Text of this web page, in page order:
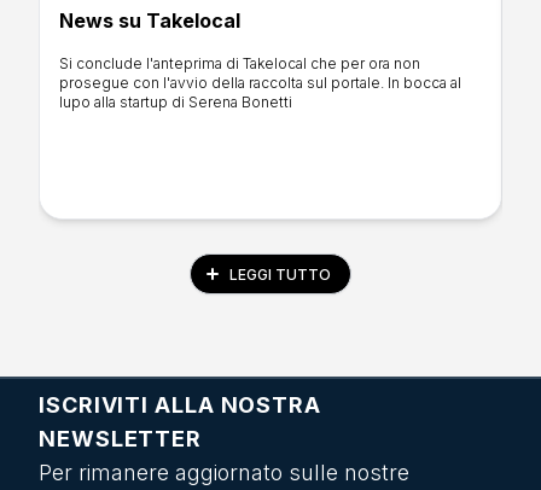
News su Takelocal
Si conclude l'anteprima di Takelocal che per ora non
prosegue con l'avvio della raccolta sul portale. In bocca al
lupo alla startup di Serena Bonetti
LEGGI TUTTO
ISCRIVITI ALLA NOSTRA
NEWSLETTER
Per rimanere aggiornato sulle nostre